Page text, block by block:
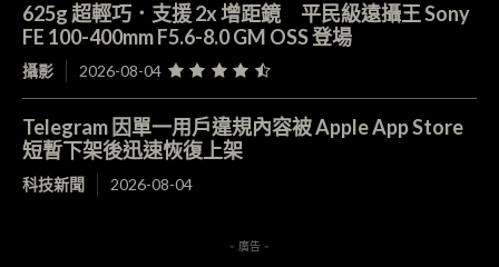
625g 超輕巧．支援 2x 增距鏡 平民級遠攝王 Sony
FE 100-400mm F5.6-8.0 GM OSS 登場
攝影 2026-08-04
Telegram 因單一用戶違規內容被 Apple App Store
短暫下架後迅速恢復上架
科技新聞 2026-08-04
- 廣告 -